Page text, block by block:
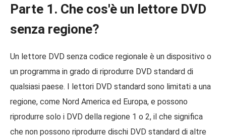
Parte 1. Che cos'è un lettore DVD
senza regione?
Un lettore DVD senza codice regionale è un dispositivo o
un programma in grado di riprodurre DVD standard di
qualsiasi paese. I lettori DVD standard sono limitati a una
regione, come Nord America ed Europa, e possono
riprodurre solo i DVD della regione 1 o 2, il che significa
che non possono riprodurre dischi DVD standard di altre